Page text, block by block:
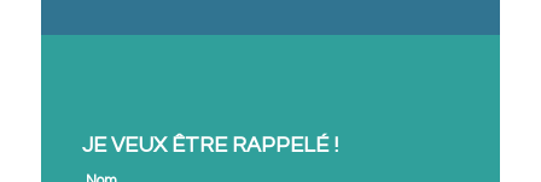
JE VEUX ÊTRE RAPPELÉ !